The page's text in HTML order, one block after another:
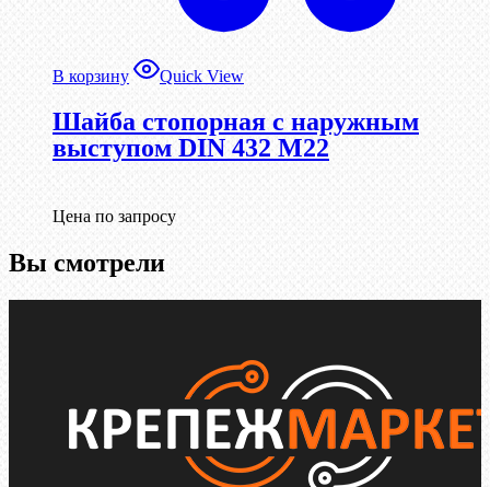
В корзину Quick View
Шайба стопорная с наружным
выступом DIN 432 М22
Цена по запросу
Вы смотрели